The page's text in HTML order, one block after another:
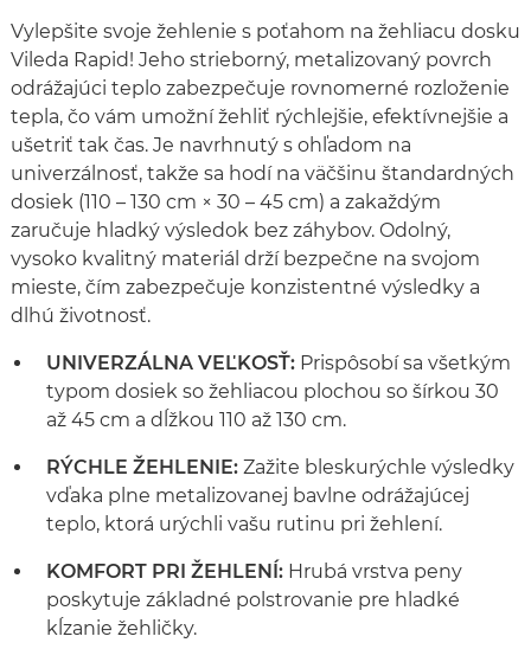
Vylepšite svoje žehlenie s poťahom na žehliacu dosku
Vileda Rapid! Jeho strieborný, metalizovaný povrch
odrážajúci teplo zabezpečuje rovnomerné rozloženie
tepla, čo vám umožní žehliť rýchlejšie, efektívnejšie a
ušetriť tak čas. Je navrhnutý s ohľadom na
univerzálnosť, takže sa hodí na väčšinu štandardných
dosiek (110 – 130 cm × 30 – 45 cm) a zakaždým
zaručuje hladký výsledok bez záhybov. Odolný,
vysoko kvalitný materiál drží bezpečne na svojom
mieste, čím zabezpečuje konzistentné výsledky a
dlhú životnosť.
UNIVERZÁLNA VEĽKOSŤ: Prispôsobí sa všetkým
typom dosiek so žehliacou plochou so šírkou 30
až 45 cm a dĺžkou 110 až 130 cm.
RÝCHLE ŽEHLENIE: Zažite bleskurýchle výsledky
vďaka plne metalizovanej bavlne odrážajúcej
teplo, ktorá urýchli vašu rutinu pri žehlení.
KOMFORT PRI ŽEHLENÍ: Hrubá vrstva peny
poskytuje základné polstrovanie pre hladké
kĺzanie žehličky.